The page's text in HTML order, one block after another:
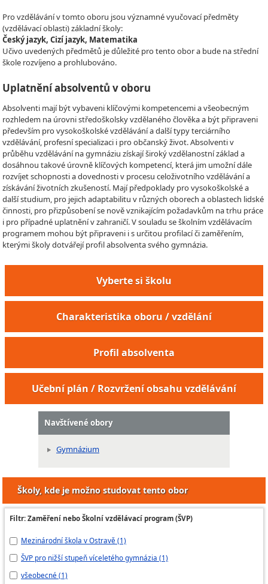
Pro vzdělávání v tomto oboru jsou významné vyučovací předměty
(vzdělávací oblasti) základní školy:
Český jazyk, Cizí jazyk, Matematika
Učivo uvedených předmětů je důležité pro tento obor a bude na střední
škole rozvíjeno a prohlubováno.
Uplatnění absolventů v oboru
Absolventi mají být vybaveni klíčovými kompetencemi a všeobecným
rozhledem na úrovni středoškolsky vzdělaného člověka a být připraveni
především pro vysokoškolské vzdělávání a další typy terciárního
vzdělávání, profesní specializaci i pro občanský život. Absolventi v
průběhu vzdělávání na gymnáziu získají široký vzdělanostní základ a
dosáhnou takové úrovně klíčových kompetencí, která jim umožní dále
rozvíjet schopnosti a dovednosti v procesu celoživotního vzdělávání a
získávání životních zkušeností. Mají předpoklady pro vysokoškolské a
další studium, pro jejich adaptabilitu v různých oborech a oblastech lidské
činnosti, pro přizpůsobení se nově vznikajícím požadavkům na trhu práce
i pro případné uplatnění v zahraničí. V souladu se školním vzdělávacím
programem mohou být připraveni i s určitou profilací či zaměřením,
kterými školy dotvářejí profil absolventa svého gymnázia.
Vyberte si školu
Charakteristika oboru / vzdělání
Profil absolventa
Učební plán / Rozvržení obsahu vzdělávání
Navštívené obory
Gymnázium
Školy, kde je možno studovat tento obor
Filtr: Zaměření nebo Školní vzdělávací program (ŠVP)
Mezinárodní škola v Ostravě (1)
ŠVP pro nižší stupeň víceletého gymnázia (1)
všeobecné (1)